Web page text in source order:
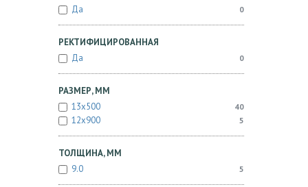
Да
0
РЕКТИФИЦИРОВАННАЯ
Да
0
РАЗМЕР, ММ
13x500
40
12x900 5
ТОЛЩИНА, ММ
9.0
5